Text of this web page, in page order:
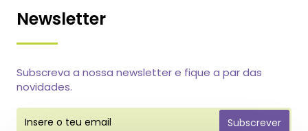
Newsletter
Subscreva a nossa newsletter e fique a par das
novidades.
Insere
Subscrever